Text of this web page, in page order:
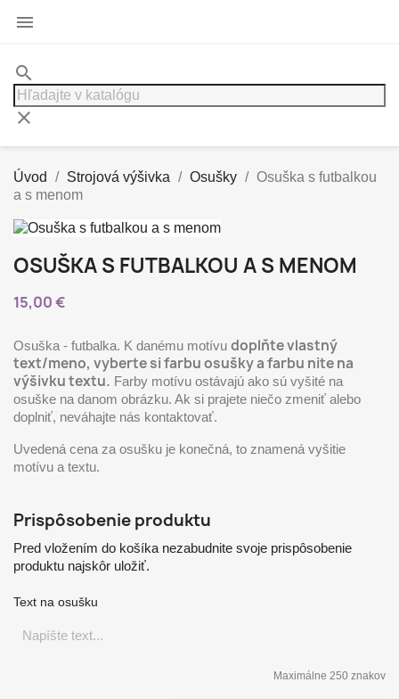

search
clear
Úvod Strojová výšivka Osušky
Osuška s futbalkou
a s menom
OSUŠKA S FUTBALKOU A S MENOM
15,00 €
Osuška - futbalka. K danému motívu doplňte vlastný
text/meno, vyberte si farbu osušky a farbu nite na
výšivku textu. Farby motívu ostávajú ako sú vyšité na
osuške na danom obrázku. Ak si prajete niečo zmeniť alebo
doplniť, neváhajte nás kontaktovať.
Uvedená cena za osušku je konečná, to znamená vyšitie
motívu a textu.
Prispôsobenie produktu
Pred vložením do košíka nezabudnite svoje prispôsobenie
produktu najskôr uložiť.
Text na osušku
Maximálne 250 znakov